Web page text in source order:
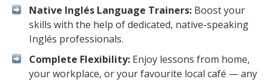
Native Inglés Language Trainers: Boost your
skills with the help of dedicated, native-speaking
Inglés professionals.
Complete Flexibility: Enjoy lessons from home,
your workplace, or your favourite local café — any